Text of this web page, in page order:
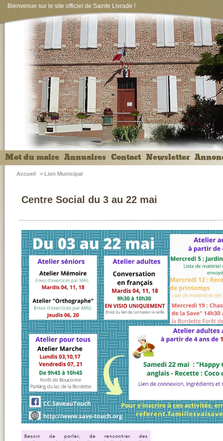
Bienvenue sur le site officiel de Sainte Livrade !
Mot du maire Annuaires Contact Newsletter
Accueil > Lien Municipal
Centre Social du 3 au 22 mai